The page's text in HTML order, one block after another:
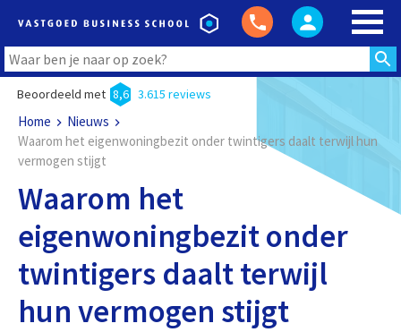
Beoordeeld met 8,6 3.615 reviews
Home
Nieuws
Waarom het eigenwoningbezit onder twintigers daalt terwijl hun
vermogen stijgt
Waarom het
eigenwoningbezit onder
twintigers daalt terwijl
hun vermogen stijgt